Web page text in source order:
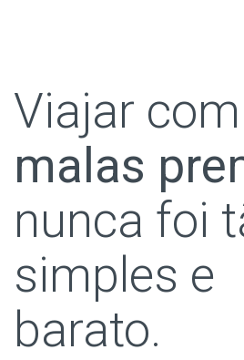
Viajar com
malas
nunca foi
simples e
barato.